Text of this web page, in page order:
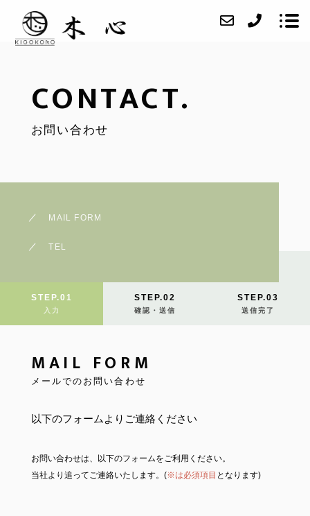
ABOUT
CONTACT.
お問い合わせ
MAIL FORM
TEL
STEP.01
入力
STEP.02
確認・送信
STEP.03
送信完了
MAIL FORM
メールでのお問い合わせ
以下のフォームよりご連絡ください
お問い合わせは、以下のフォームをご利用ください。
当社より追ってご連絡いたします。(※は必須項目 となります)